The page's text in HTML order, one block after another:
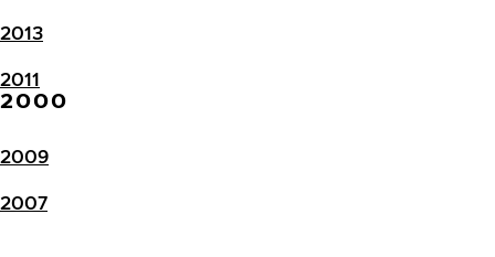
2013
2011
2000
2009
2007